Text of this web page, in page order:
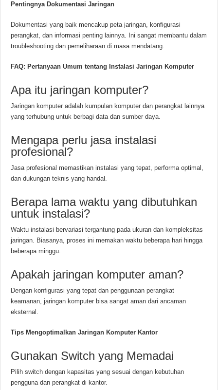
Pentingnya Dokumentasi Jaringan
Dokumentasi yang baik mencakup peta jaringan, konfigurasi
perangkat, dan informasi penting lainnya. Ini sangat membantu dalam
troubleshooting dan pemeliharaan di masa mendatang.
FAQ: Pertanyaan Umum tentang Instalasi Jaringan Komputer
Apa itu jaringan komputer?
Jaringan komputer adalah kumpulan komputer dan perangkat lainnya
yang terhubung untuk berbagi data dan sumber daya.
Mengapa perlu jasa instalasi
profesional?
Jasa profesional memastikan instalasi yang tepat, performa optimal,
dan dukungan teknis yang handal.
Berapa lama waktu yang dibutuhkan
untuk instalasi?
Waktu instalasi bervariasi tergantung pada ukuran dan kompleksitas
jaringan. Biasanya, proses ini memakan waktu beberapa hari hingga
beberapa minggu.
Apakah jaringan komputer aman?
Dengan konfigurasi yang tepat dan penggunaan perangkat
keamanan, jaringan komputer bisa sangat aman dari ancaman
eksternal.
Tips Mengoptimalkan Jaringan Komputer Kantor
Gunakan Switch yang Memadai
Pilih switch dengan kapasitas yang sesuai dengan kebutuhan
pengguna dan perangkat di kantor.